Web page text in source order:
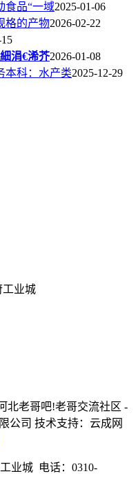
食品“一域2025-01-06
格的产物2026-02-22
涓€浠芥2026-01-08
本科：水产类2025-12-29
工业城
北老哥吧!老哥交流社区 -
公司 技术支持：云成网
业城 电话：0310-